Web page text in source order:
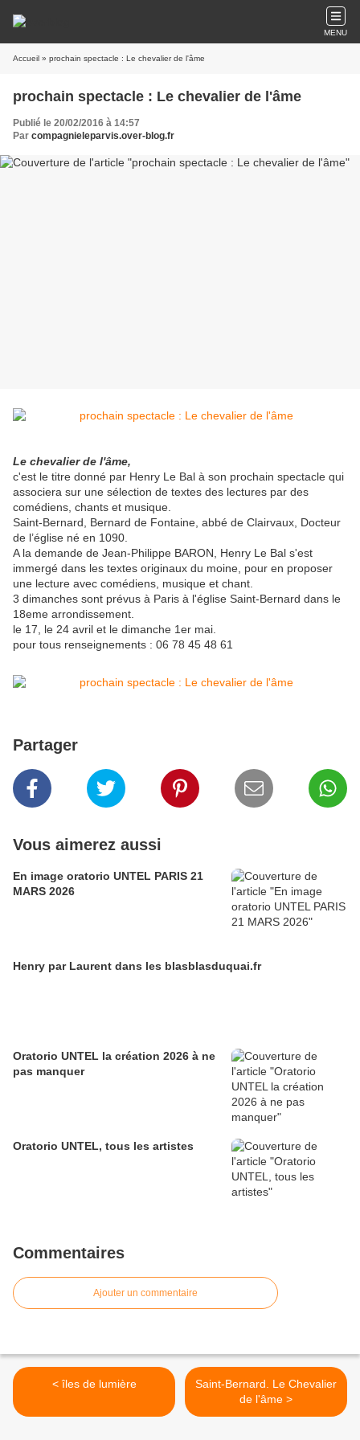
MENU
Accueil » prochain spectacle : Le chevalier de l'âme
prochain spectacle : Le chevalier de l'âme
Publié le 20/02/2016 à 14:57
Par compagnieleparvis.over-blog.fr
Le chevalier de l'âme,
c'est le titre donné par Henry Le Bal à son prochain spectacle qui
associera sur une sélection de textes des lectures par des
comédiens, chants et musique.
Saint-Bernard, Bernard de Fontaine, abbé de Clairvaux, Docteur
de l’église né en 1090.
A la demande de Jean-Philippe BARON, Henry Le Bal s'est
immergé dans les textes originaux du moine, pour en proposer
une lecture avec comédiens, musique et chant.
3 dimanches sont prévus à Paris à l'église Saint-Bernard dans le
18eme arrondissement.
le 17, le 24 avril et le dimanche 1er mai.
pour tous renseignements : 06 78 45 48 61
Partager
Vous aimerez aussi
En image oratorio UNTEL PARIS 21
MARS 2026
Henry par Laurent dans les blasblasduquai.fr
Oratorio UNTEL la création 2026 à ne
pas manquer
Oratorio UNTEL, tous les artistes
Commentaires
Ajouter un commentaire
< îles de lumière
Saint-Bernard. Le Chevalier
de l'âme >